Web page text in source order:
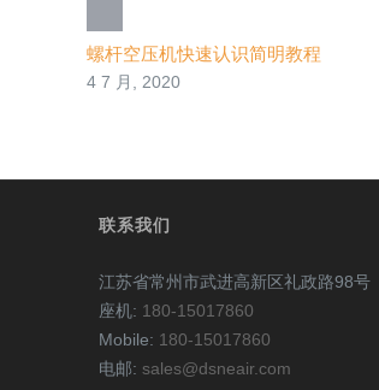
螺杆空压机快速认识简明教程
4 7 月, 2020
联系我们
江苏省常州市武进高新区礼政路98号
座机: 180-15017860
Mobile: 180-15017860
电邮: sales@dsneair.com